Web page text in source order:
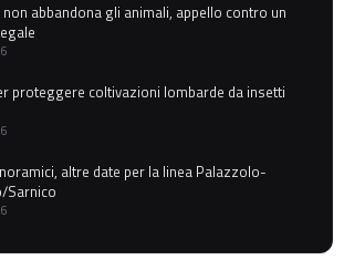
non abbandona gli animali, appello contro un
proteggere coltivazioni lombarde da insetti
altre date per la linea Palazzolo-
Sarnico